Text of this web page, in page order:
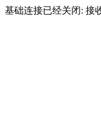
基础连接已经关闭: 接